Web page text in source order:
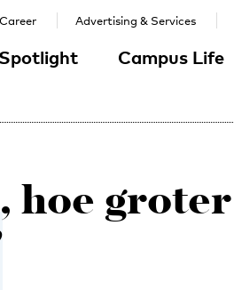
Spotlight Campus Life
Advertising & Services
hoe groter